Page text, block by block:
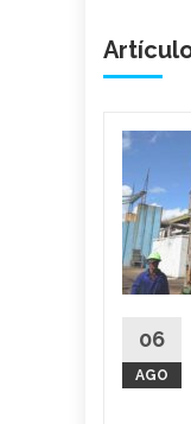
06
AGO